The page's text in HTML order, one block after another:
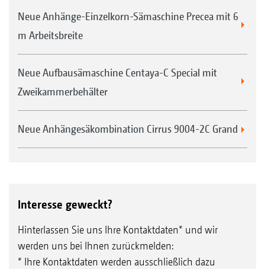
Neue Anhänge-Einzelkorn-Sämaschine Precea mit 6
m Arbeitsbreite
Neue Aufbausämaschine Centaya-C Special mit
Zweikammerbehälter
Neue Anhängesäkombination Cirrus 9004-2C Grand
Interesse geweckt?
Hinterlassen Sie uns Ihre Kontaktdaten* und wir
werden uns bei Ihnen zurückmelden:
* Ihre Kontaktdaten werden ausschließlich dazu